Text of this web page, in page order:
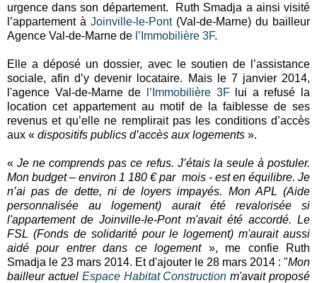
urgence dans son département. Ruth Smadja a ainsi visité
l’appartement à Joinville-le-Pont(Val-de-Marne) du bailleur
Agence Val-de-Marne de l’Immobilière 3F.
Elle a déposé un dossier, avec le soutien de l’assistance
sociale, afin d’y devenir locataire. Mais le 7 janvier 2014,
l'agence Val-de-Marne de
l’Immobilière 3Flui a refusé la
location cet appartement au motif de la faiblesse de ses
revenus et qu’elle ne remplirait pas les conditions d’accès
aux « dispositifs publics d’accès aux logements ».
«Je ne comprends pas ce refus. J’étais la seule à postuler.
Mon budget – environ 1 180 € par mois - est en équilibre. Je
n’ai pas de dette, ni de loyers impayés. Mon APL (Aide
personnalisée au logement) aurait été revalorisée si
l'appartement de Joinville-le-Pont m'avait été accordé. Le
FSL (Fonds de solidarité pour le logement) m'aurait aussi
aidé pour entrer dans ce logement», me confie Ruth
Smadja le 23 mars 2014. Et d'ajouter le 28 mars 2014 : "Mon
bailleur actuel Espace Habitat Construction m'avait proposé